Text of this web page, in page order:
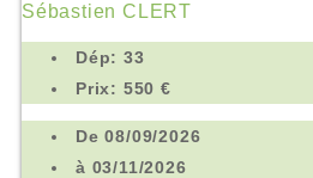
Sébastien CLERT
Dép: 33
Prix: 550 €
De 08/09/2026
à 03/11/2026